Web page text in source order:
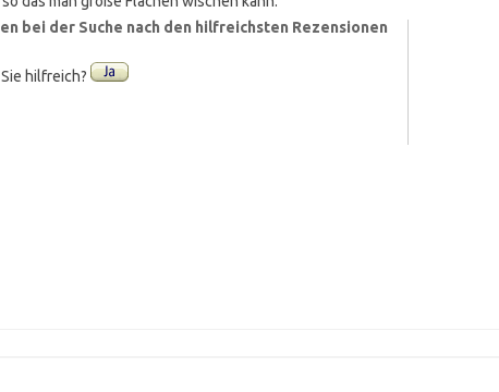
bei der Suche nach den hilfreichsten Rezensionen
hilfreich?